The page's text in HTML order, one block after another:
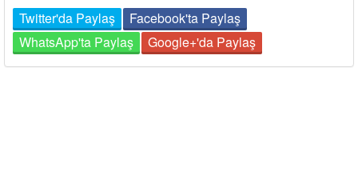
Twitter'da Paylaş
Facebook'ta Paylaş
WhatsApp'ta Paylaş
Google+'da Paylaş